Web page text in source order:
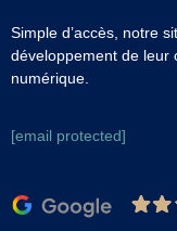
Simple d’accès, notre
développement de leur
numérique.
[email protected]